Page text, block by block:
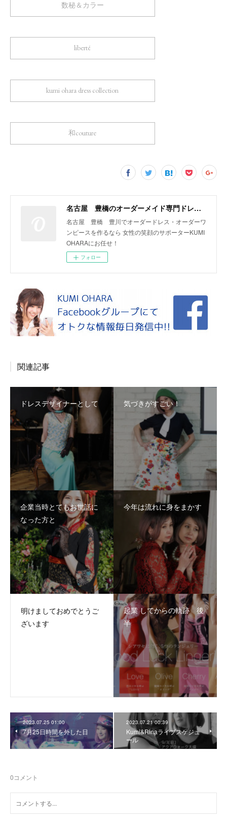
数秘＆カラー
liberté
kumi ohara dress collection
和couture
名古屋 豊橋のオーダーメイド専門ドレスデザイナー KUMI OHARA
名古屋 豊橋 豊川でオーダードレス・オーダーワ
ンピースを作るなら 女性の笑顔のサポーターKUMI
OHARAにお任せ！
フォロー
関連記事
ドレスデザイナーとして 気づきがすごい！
企業当時とてもお世話に
なった方と
今年は流れに身をまかす
明けましておめでとうご
ざいます
起業 してからの軌跡 後
半
2023.07.25 01:00
7月25日時間を外した日
2023.07.21 00:39
Kumi&Rinaライブスケジュ
ール
0コメント